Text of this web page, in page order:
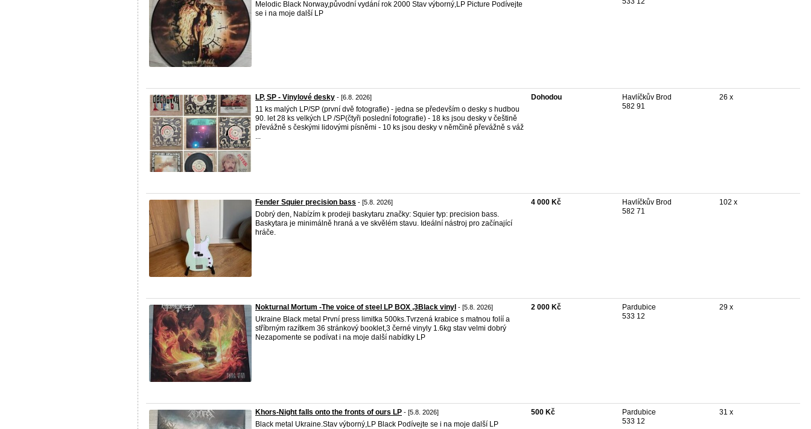
Melodic Black Norway,původní vydání rok 2000 Stav výborný,LP Picture Podívejte
se i na moje další LP
LP, SP - Vinylové desky - [6.8. 2026]
11 ks malých LP/SP (první dvě fotografie) - jedna se především o desky s hudbou
90. let 28 ks velkých LP /SP(čtyři poslední fotografie) - 18 ks jsou desky v češtině
převážně s českými lidovými písněmi - 10 ks jsou desky v němčině převážně s váž
...
Dohodou
Havlíčkův Brod
582 91
26 x
Fender Squier precision bass - [5.8. 2026]
Dobrý den, Nabízím k prodeji baskytaru značky: Squier typ: precision bass.
Baskytara je minimálně hraná a ve skvělém stavu. Ideální nástroj pro začínající
hráče.
4 000 Kč
Havlíčkův Brod
582 71
102 x
Nokturnal Mortum -The voice of steel LP BOX ,3Black vinyl - [5.8. 2026]
Ukraine Black metal První press limitka 500ks.Tvrzená krabice s matnou folíí a
stříbrným razítkem 36 stránkový booklet,3 černé vinyly 1.6kg stav velmi dobrý
Nezapomente se podívat i na moje další nabídky LP
2 000 Kč
Pardubice
533 12
29 x
Khors-Night falls onto the fronts of ours LP - [5.8. 2026]
Black metal Ukraine.Stav výborný,LP Black Podívejte se i na moje další LP
500 Kč
Pardubice
533 12
31 x